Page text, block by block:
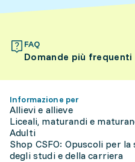
FAQ
Domande più frequenti
Informazione per
Allievi e allieve
Liceali, maturandi e
Adulti
Shop CSFO: Opuscoli per
degli studi e della carriera